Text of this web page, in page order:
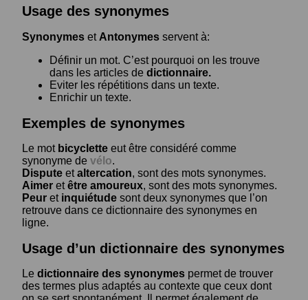
Usage des synonymes
Synonymes et Antonymes servent à:
Définir un mot. C’est pourquoi on les trouve
dans les articles de dictionnaire.
Eviter les répétitions dans un texte.
Enrichir un texte.
Exemples de synonymes
Le mot bicyclette eut être considéré comme
synonyme de vélo.
Dispute etaltercation, sont des mots synonymes.
Aimer etêtre amoureux, sont des mots synonymes.
Peur et inquiétude sont deux synonymes que l’on
retrouve dans ce dictionnaire des synonymes en
ligne.
Usage d’un dictionnaire des synonymes
Le dictionnaire des synonymes permet de trouver
des termes plus adaptés au contexte que ceux dont